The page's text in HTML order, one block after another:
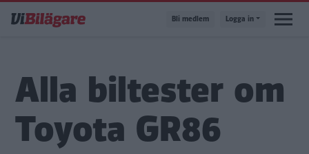
till
Bli medlem Logga in
Alla biltester om
Toyota GR86